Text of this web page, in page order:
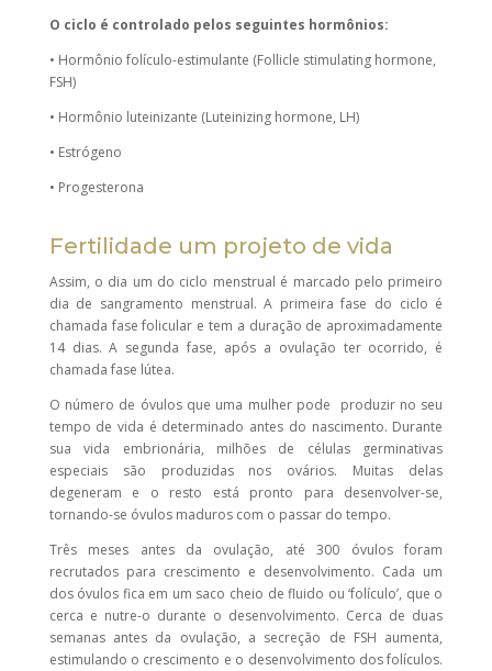
O ciclo é controlado pelos seguintes hormônios:
• Hormônio folículo-estimulante (Follicle stimulating hormone,
FSH)
• Hormônio luteinizante (Luteinizing hormone, LH)
• Estrógeno
• Progesterona
Fertilidade um projeto de vida
Assim, o dia um do ciclo menstrual é marcado pelo primeiro
dia de sangramento menstrual. A primeira fase do ciclo é
chamada fase folicular e tem a duração de aproximadamente
14 dias. A segunda fase, após a ovulação ter ocorrido, é
chamada fase lútea.
O número de óvulos que uma mulher pode
produzir no seu
tempo de vida é determinado antes do nascimento. Durante
sua vida embrionária, milhões de células germinativas
especiais são produzidas nos ovários. Muitas delas
degeneram e o resto está pronto para desenvolver-se,
tornando-se óvulos maduros com o passar do tempo.
Três meses antes da ovulação, até 300 óvulos foram
recrutados para crescimento e desenvolvimento. Cada um
dos óvulos fica em um saco cheio de fluido ou ‘folículo’, que o
cerca e nutre-o durante o desenvolvimento. Cerca de duas
semanas antes da ovulação, a secreção de FSH aumenta,
estimulando o crescimento e o desenvolvimento dos folículos.